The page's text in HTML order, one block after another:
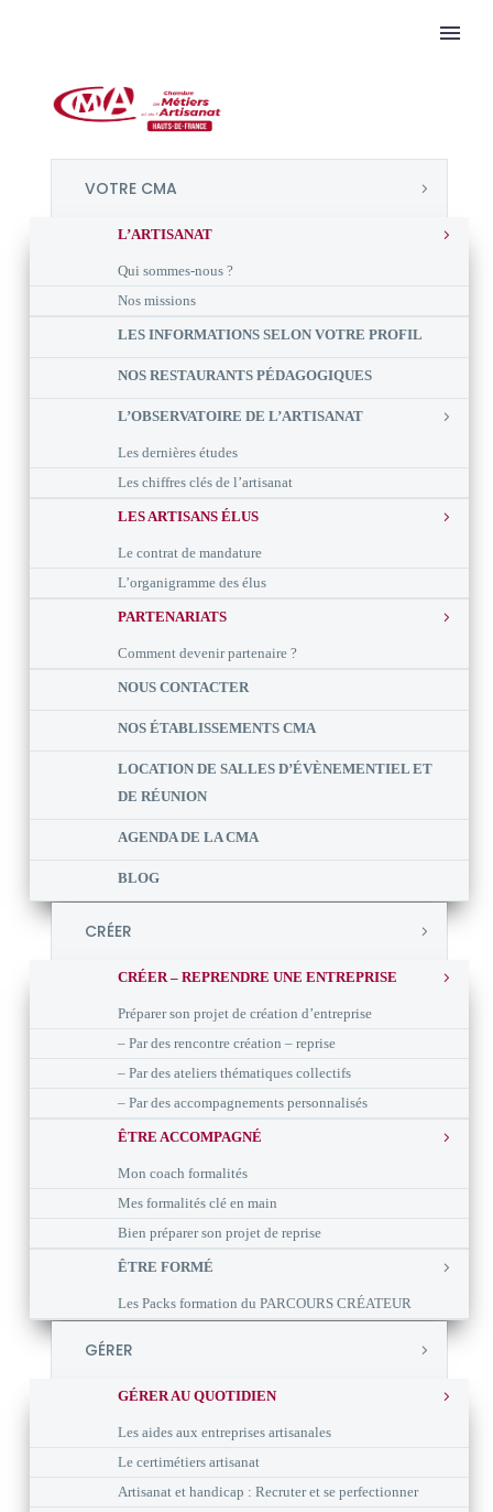
VOTRE CMA
L’ARTISANAT
Qui sommes-nous ?
Nos missions
LES INFORMATIONS SELON VOTRE PROFIL
NOS RESTAURANTS PÉDAGOGIQUES
L’OBSERVATOIRE DE L’ARTISANAT
Les dernières études
Les chiffres clés de l’artisanat
LES ARTISANS ÉLUS
Le contrat de mandature
L’organigramme des élus
PARTENARIATS
Comment devenir partenaire ?
NOUS CONTACTER
NOS ÉTABLISSEMENTS CMA
LOCATION DE SALLES D’ÉVÈNEMENTIEL ET
DE RÉUNION
AGENDA DE LA CMA
BLOG
CRÉER
CRÉER – REPRENDRE UNE ENTREPRISE
Préparer son projet de création d’entreprise
– Par des rencontre création – reprise
– Par des ateliers thématiques collectifs
– Par des accompagnements personnalisés
ÊTRE ACCOMPAGNÉ
Mon coach formalités
Mes formalités clé en main
Bien préparer son projet de reprise
ÊTRE FORMÉ
Les Packs formation du PARCOURS CRÉATEUR
GÉRER
GÉRER AU QUOTIDIEN
Les aides aux entreprises artisanales
Le certimétiers artisanat
Artisanat et handicap : Recruter et se perfectionner